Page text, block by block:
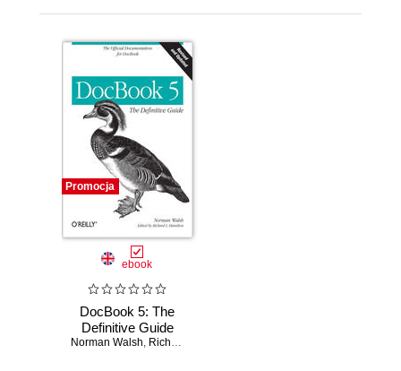
Promocja
ebook
DocBook 5: The
Definitive Guide
Norman Walsh, Richard L. Hamilton